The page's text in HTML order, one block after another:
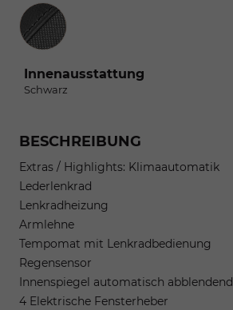
Innenausstattung
Innenausstattung
Schwarz
BESCHREIBUNG
Extras / Highlights: Klimaautomatik
Lederlenkrad
Lenkradheizung
Armlehne
Tempomat mit Lenkradbedienung
Regensensor
Innenspiegel automatisch abblendend
4 Elektrische Fensterheber